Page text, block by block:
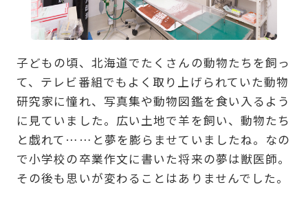
子どもの頃、北海道でたくさんの動物たちを飼っ
て、テレビ番組でもよく取り上げられていた動物
研究家に憧れ、写真集や動物図鑑を食い入るよう
に見ていました。広い土地で羊を飼い、動物たち
と戯れて……と夢を膨らませていましたね。なの
で小学校の卒業作文に書いた将来の夢は獣医師。
その後も思いが変わることはありませんでした。